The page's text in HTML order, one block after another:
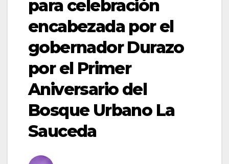
para celebración
encabezada por el
gobernador Durazo
por el Primer
Aniversario del
Bosque Urbano La
Sauceda